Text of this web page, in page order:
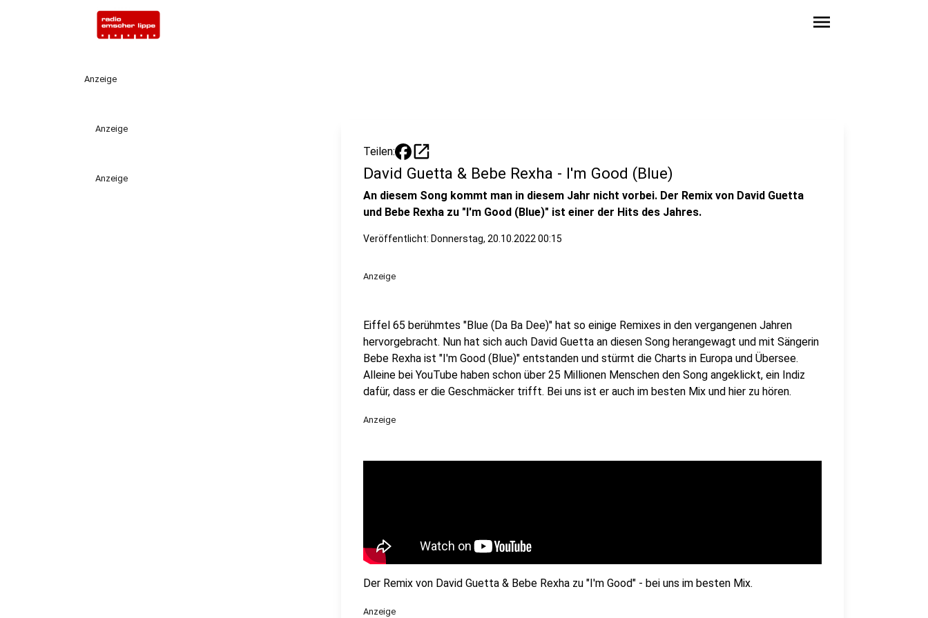
menu
Anzeige
Anzeige
Anzeige
Teilen: open_in_new
David Guetta & Bebe Rexha - I'm Good (Blue)
An diesem Song kommt man in diesem Jahr nicht vorbei. Der Remix von David Guetta
und Bebe Rexha zu "I'm Good (Blue)" ist einer der Hits des Jahres.
Veröffentlicht: Donnerstag, 20.10.2022 00:15
Anzeige
Eiffel 65 berühmtes "Blue (Da Ba Dee)" hat so einige Remixes in den vergangenen Jahren
hervorgebracht. Nun hat sich auch David Guetta an diesen Song herangewagt und mit Sängerin
Bebe Rexha ist "I'm Good (Blue)" entstanden und stürmt die Charts in Europa und Übersee.
Alleine bei YouTube haben schon über 25 Millionen Menschen den Song angeklickt, ein Indiz
dafür, dass er die Geschmäcker trifft. Bei uns ist er auch im besten Mix und hier zu hören.
Anzeige
Der Remix von David Guetta & Bebe Rexha zu "I'm Good" - bei uns im besten Mix.
Anzeige